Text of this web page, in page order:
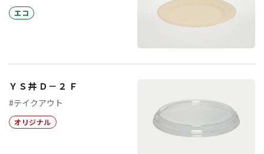
エコ
ＹＳ丼 Ｄ－２ Ｆ
#テイクアウト
オリジナル